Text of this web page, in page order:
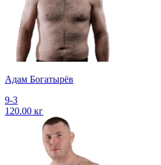
Адам Богатырёв
9-3
120.00 кг